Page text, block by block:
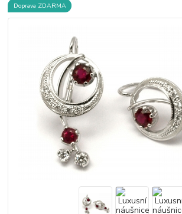
Doprava ZDARMA